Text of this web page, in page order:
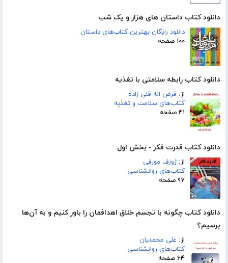
دانلود کتاب داستان های هزار و یک شب
دانلود رایگان بهترین کتاب‌های داستان
۱۰۰ صفحه
دانلود کتاب رابطه سلامتی با تغذیه
از: فرض اله قلی زاده
کتاب‌های سلامت و تغذیه
۴۱ صفحه
دانلود کتاب قدرت فکر - بخش اول
از:ژوزف مورفی
کتاب‌های روانشناسی
۹۷ صفحه
دانلود کتاب چگونه با تجسم خلاق اهدافمان را باور کنیم و به آن‌ها
برسیم؟
از: علی محمدیان
کتاب‌های روانشناسی
۶۴ صفحه